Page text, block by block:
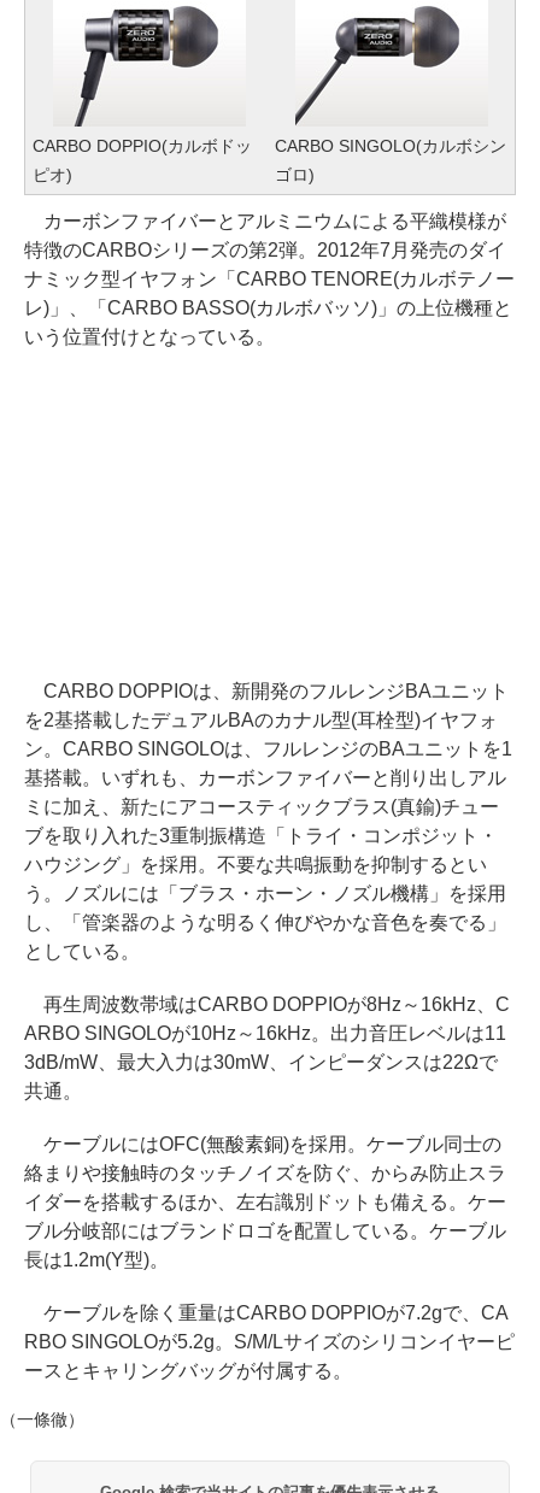
CARBO DOPPIO(カルボドッ
ピオ)
CARBO SINGOLO(カルボシン
ゴロ)
カーボンファイバーとアルミニウムによる平織模様が
特徴のCARBOシリーズの第2弾。2012年7月発売のダイ
ナミック型イヤフォン「CARBO TENORE(カルボテノー
レ)」、「CARBO BASSO(カルボバッソ)」の上位機種と
いう位置付けとなっている。
CARBO DOPPIOは、新開発のフルレンジBAユニット
を2基搭載したデュアルBAのカナル型(耳栓型)イヤフォ
ン。CARBO SINGOLOは、フルレンジのBAユニットを1
基搭載。いずれも、カーボンファイバーと削り出しアル
ミに加え、新たにアコースティックブラス(真鍮)チュー
ブを取り入れた3重制振構造「トライ・コンポジット・
ハウジング」を採用。不要な共鳴振動を抑制するとい
う。ノズルには「ブラス・ホーン・ノズル機構」を採用
し、「管楽器のような明るく伸びやかな音色を奏でる」
としている。
再生周波数帯域はCARBO DOPPIOが8Hz～16kHz、C
ARBO SINGOLOが10Hz～16kHz。出力音圧レベルは11
3dB/mW、最大入力は30mW、インピーダンスは22Ωで
共通。
ケーブルにはOFC(無酸素銅)を採用。ケーブル同士の
絡まりや接触時のタッチノイズを防ぐ、からみ防止スラ
イダーを搭載するほか、左右識別ドットも備える。ケー
ブル分岐部にはブランドロゴを配置している。ケーブル
長は1.2m(Y型)。
ケーブルを除く重量はCARBO DOPPIOが7.2gで、CA
RBO SINGOLOが5.2g。S/M/Lサイズのシリコンイヤーピ
ースとキャリングバッグが付属する。
（一條徹）